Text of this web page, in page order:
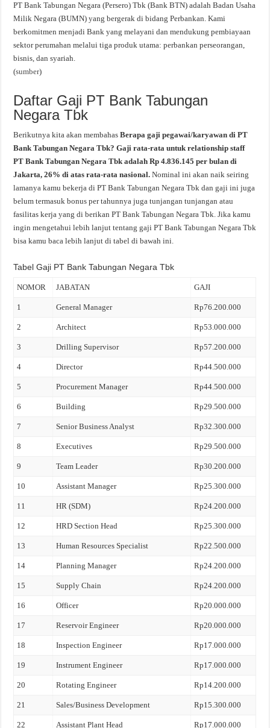
PT Bank Tabungan Negara (Persero) Tbk (Bank BTN) adalah Badan Usaha
Milik Negara (BUMN) yang bergerak di bidang Perbankan. Kami
berkomitmen menjadi Bank yang melayani dan mendukung pembiayaan
sektor perumahan melalui tiga produk utama: perbankan perseorangan,
bisnis, dan syariah.
(sumber)
Daftar Gaji PT Bank Tabungan
Negara Tbk
Berikutnya kita akan membahasBerapa gaji pegawai/karyawan di PT
Bank Tabungan Negara Tbk? Gaji rata-rata untuk relationship staff
PT Bank Tabungan Negara Tbk adalah Rp 4.836.145 per bulan di
Jakarta, 26% di atas rata-rata nasional.Nominal ini akan naik seiring
lamanya kamu bekerja di PT Bank Tabungan Negara Tbk dan gaji ini juga
belum termasuk bonus per tahunnya juga tunjangan tunjangan atau
fasilitas kerja yang di berikan PT Bank Tabungan Negara Tbk. Jika kamu
ingin mengetahui lebih lanjut tentang gaji PT Bank Tabungan Negara Tbk
bisa kamu baca lebih lanjut di tabel di bawah ini.
Tabel Gaji PT Bank Tabungan Negara Tbk
NOMOR JABATAN GAJI
1 General Manager Rp76.200.000
2 Architect Rp53.000.000
3 Drilling Supervisor Rp57.200.000
4 Director Rp44.500.000
5 Procurement Manager Rp44.500.000
6 Building Rp29.500.000
7 Senior Business Analyst Rp32.300.000
8 Executives Rp29.500.000
9 Team Leader Rp30.200.000
10 Assistant Manager Rp25.300.000
11 HR (SDM) Rp24.200.000
12 HRD Section Head Rp25.300.000
13 Human Resources Specialist Rp22.500.000
14 Planning Manager Rp24.200.000
15 Supply Chain Rp24.200.000
16 Officer Rp20.000.000
17 Reservoir Engineer Rp20.000.000
18 Inspection Engineer Rp17.000.000
19 Instrument Engineer Rp17.000.000
20 Rotating Engineer Rp14.200.000
21 Sales/Business Development Rp15.300.000
22 Assistant Plant Head Rp17.000.000